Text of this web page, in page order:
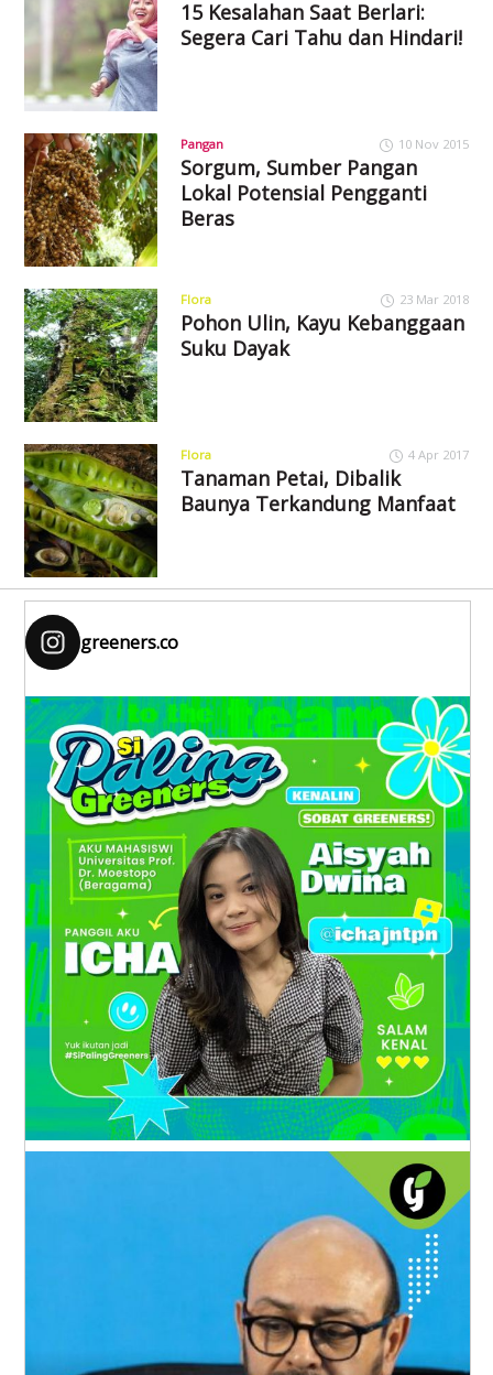
15 Kesalahan Saat Berlari:
Segera Cari Tahu dan Hindari!
Pangan 10 Nov 2015
Sorgum, Sumber Pangan
Lokal Potensial Pengganti
Beras
Flora 23 Mar 2018
Pohon Ulin, Kayu Kebanggaan
Suku Dayak
Flora 4 Apr 2017
Tanaman Petai, Dibalik
Baunya Terkandung Manfaat
greeners.co